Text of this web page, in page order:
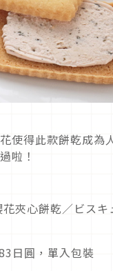
使得此款餅乾成為
啦！
夾心餅乾／ビスキ
日圓，單入包裝